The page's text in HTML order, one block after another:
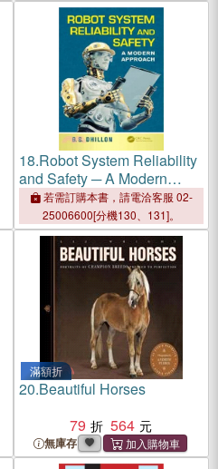
18.Robot System Reliability
and Safety ─ A Modern
Approach
若需訂購本書，請電洽客服 02-
25006600[分機130、131]。
滿額折
20.Beautiful Horses
79
564
無庫存